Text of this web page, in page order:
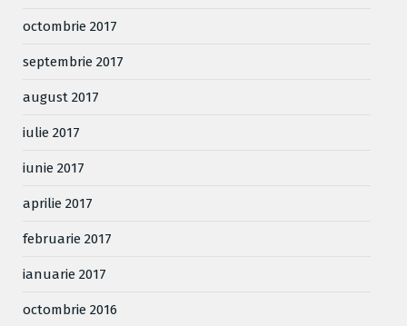
octombrie 2017
septembrie 2017
august 2017
iulie 2017
iunie 2017
aprilie 2017
februarie 2017
ianuarie 2017
octombrie 2016